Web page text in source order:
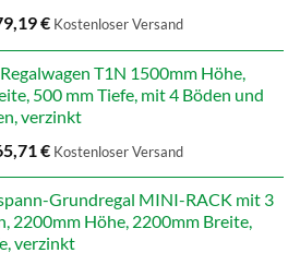
€
€Aktueller
479,19 €.
Kostenloser Versand
T1N 1500mm Höhe,
500 mm Tiefe, mit 4 Böden und
verzinkt
€
€Aktueller
565,71 €.
Kostenloser Versand
Grundregal MINI-RACK mit 3
2200mm Höhe, 2200mm Breite,
verzinkt